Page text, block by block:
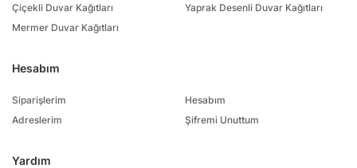
Çiçekli Duvar Kağıtları
Mermer Duvar Kağıtları
Yaprak Desenli Duvar Kağıtları
Hesabım
Siparişlerim
Adreslerim
Hesabım
Şifremi Unuttum
Yardım